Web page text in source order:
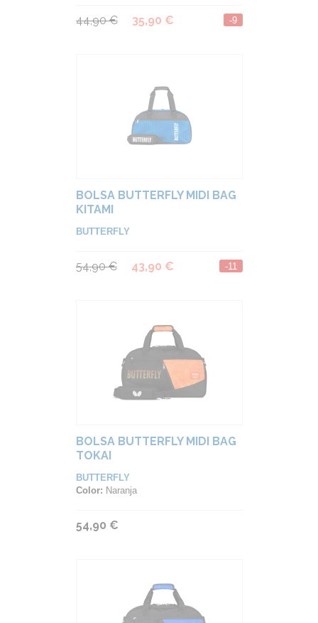
44,90 € 35,90 € -9
BOLSA BUTTERFLY MIDI BAG
KITAMI
BUTTERFLY
54,90 € 43,90 € -11
BOLSA BUTTERFLY MIDI BAG
TOKAI
BUTTERFLY
Color: Naranja
54,90 €